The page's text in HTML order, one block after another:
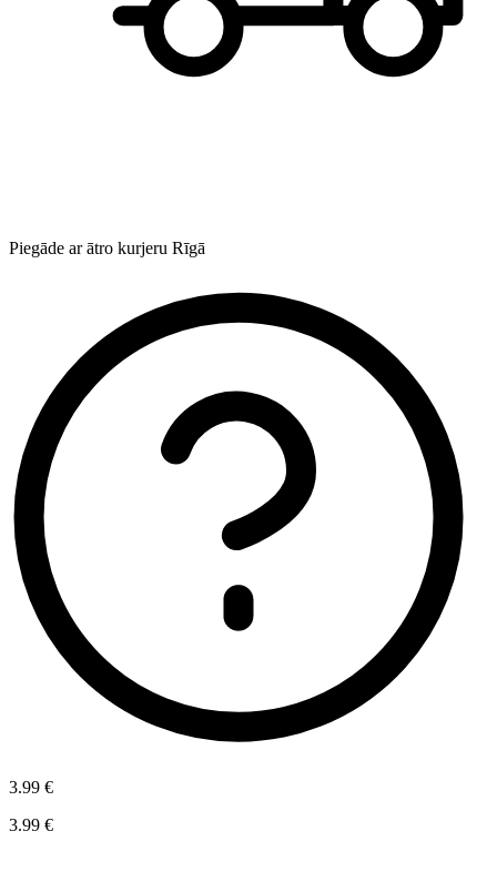
Piegāde ar ātro kurjeru Rīgā
3.99 €
3.99 €